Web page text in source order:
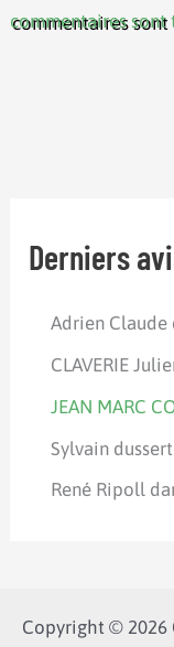
commentaires sont
Derniers
Adrien Claude
CLAVERIE
JEAN MARC
Sylvain dussert
René Ripoll
Copyright © 2026